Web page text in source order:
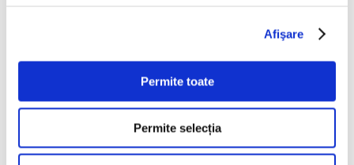
Afişare
Permite toate
Permite selecția
internațională de grup
6 August 2026
Categorii